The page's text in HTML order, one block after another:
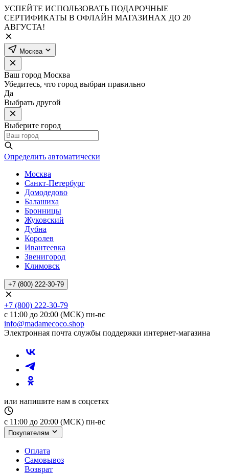
УСПЕЙТЕ ИСПОЛЬЗОВАТЬ ПОДАРОЧНЫЕ
СЕРТИФИКАТЫ В ОФЛАЙН МАГАЗИНАХ ДО 20
АВГУСТА!
Москва
Ваш город Москва
Убедитесь, что город выбран правильно
Да
Выбрать другой
Выберите город
Определить автоматически
Москва
Санкт-Петербург
Домодедово
Балашиха
Бронницы
Жуковский
Дубна
Королев
Ивантеевка
Звенигород
Климовск
+7 (800) 222-30-79
+7 (800) 222-30-79
с 11:00 до 20:00 (МСК) пн-вс
info@madamecoco.shop
Электронная почта службы поддержки интернет-магазина
или напишите нам в соцсетях
с 11:00 до 20:00 (МСК) пн-вс
Покупателям
Оплата
Самовывоз
Возврат